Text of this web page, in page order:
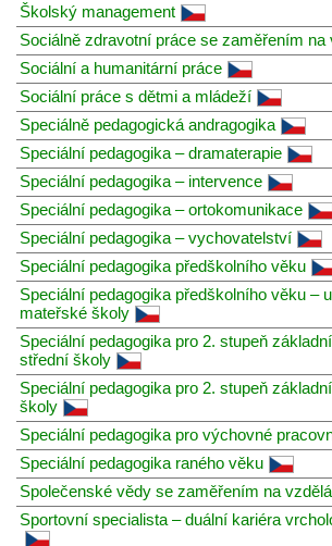
Školský management
Sociálně zdravotní práce se zaměřením na
Sociální a humanitární práce
Sociální práce s dětmi a mládeží
Speciálně pedagogická andragogika
Speciální pedagogika – dramaterapie
Speciální pedagogika – intervence
Speciální pedagogika – ortokomunikace
Speciální pedagogika – vychovatelství
Speciální pedagogika předškolního věku
Speciální pedagogika předškolního věku –
mateřské školy
Speciální pedagogika pro 2. stupeň
střední školy
Speciální pedagogika pro 2. stupeň
školy
Speciální pedagogika pro výchovné
Speciální pedagogika raného věku
Společenské vědy se zaměřením na
Sportovní specialista – duální kariéra